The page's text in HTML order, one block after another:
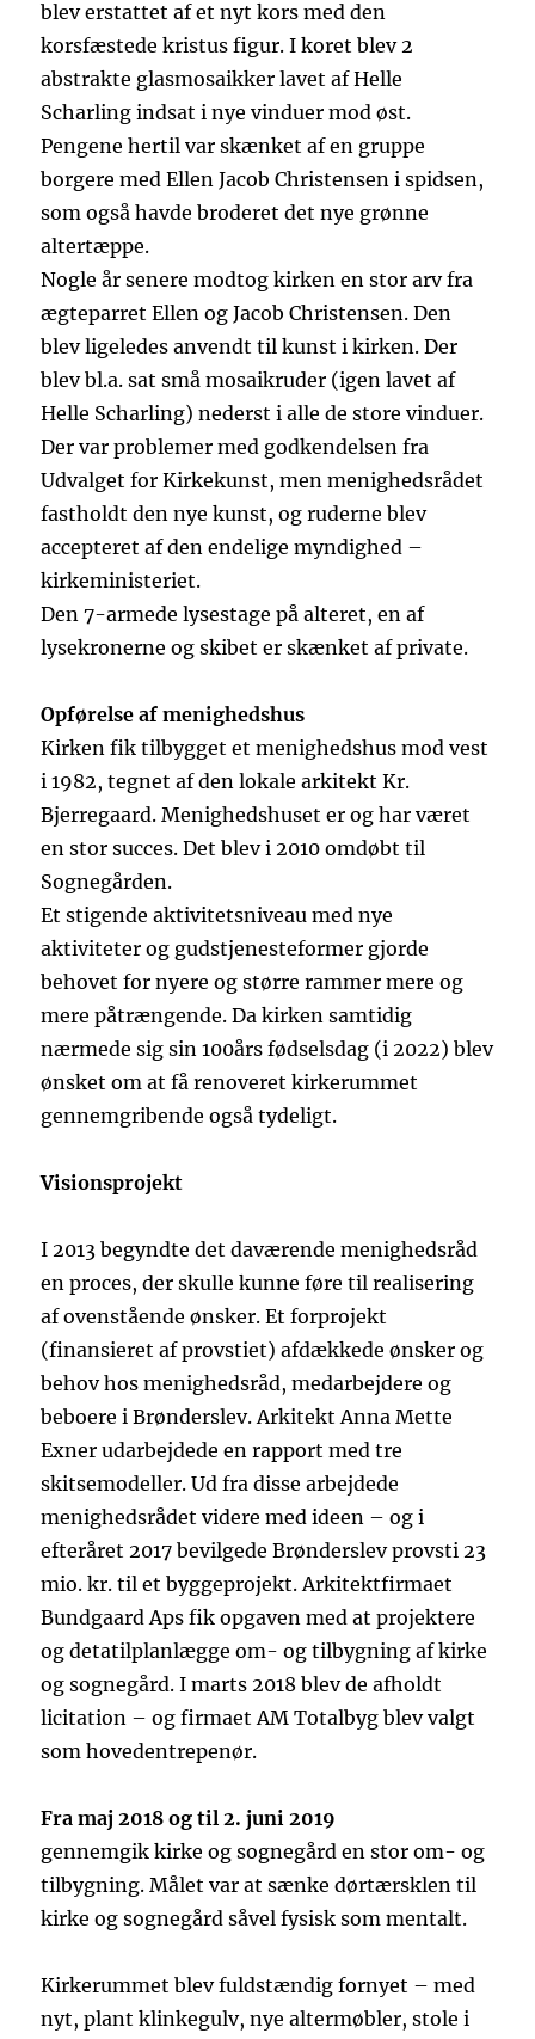
blev erstattet af et nyt kors med den
korsfæstede kristus figur. I koret blev 2
abstrakte glasmosaikker lavet af Helle
Scharling indsat i nye vinduer mod øst.
Pengene hertil var skænket af en gruppe
borgere med Ellen Jacob Christensen i spidsen,
som også havde broderet det nye grønne
altertæppe.
Nogle år senere modtog kirken en stor arv fra
ægteparret Ellen og Jacob Christensen. Den
blev ligeledes anvendt til kunst i kirken. Der
blev bl.a. sat små mosaikruder (igen lavet af
Helle Scharling) nederst i alle de store vinduer.
Der var problemer med godkendelsen fra
Udvalget for Kirkekunst, men menighedsrådet
fastholdt den nye kunst, og ruderne blev
accepteret af den endelige myndighed –
kirkeministeriet.
Den 7-armede lysestage på alteret, en af
lysekronerne og skibet er skænket af private.
Opførelse af menighedshus
Kirken fik tilbygget et menighedshus mod vest
i 1982, tegnet af den lokale arkitekt Kr.
Bjerregaard. Menighedshuset er og har været
en stor succes. Det blev i 2010 omdøbt til
Sognegården.
Et stigende aktivitetsniveau med nye
aktiviteter og gudstjenesteformer gjorde
behovet for nyere og større rammer mere og
mere påtrængende. Da kirken samtidig
nærmede sig sin 100års fødselsdag (i 2022) blev
ønsket om at få renoveret kirkerummet
gennemgribende også tydeligt.
Visionsprojekt
I 2013 begyndte det daværende menighedsråd
en proces, der skulle kunne føre til realisering
af ovenstående ønsker. Et forprojekt
(finansieret af provstiet) afdækkede ønsker og
behov hos menighedsråd, medarbejdere og
beboere i Brønderslev. Arkitekt Anna Mette
Exner udarbejdede en rapport med tre
skitsemodeller. Ud fra disse arbejdede
menighedsrådet videre med ideen – og i
efteråret 2017 bevilgede Brønderslev provsti 23
mio. kr. til et byggeprojekt. Arkitektfirmaet
Bundgaard Aps fik opgaven med at projektere
og detatilplanlægge om- og tilbygning af kirke
og sognegård. I marts 2018 blev de afholdt
licitation – og firmaet AM Totalbyg blev valgt
som hovedentrepenør.
Fra maj 2018 og til 2. juni 2019
gennemgik kirke og sognegård en stor om- og
tilbygning. Målet var at sænke dørtærsklen til
kirke og sognegård såvel fysisk som mentalt.
Kirkerummet blev fuldstændig fornyet – med
nyt, plant klinkegulv, nye altermøbler, stole i